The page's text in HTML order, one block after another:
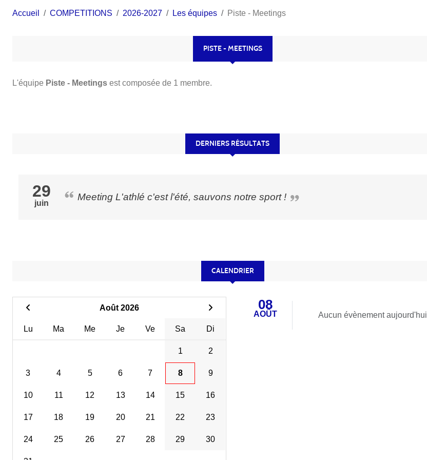
Accueil COMPETITIONS 2026-2027 Les équipes Piste - Meetings
PISTE - MEETINGS
L'équipe Piste - Meetings est composée de 1 membre.
DERNIERS RÉSULTATS
29
juin
Meeting L'athlé c'est l'été, sauvons notre sport !
CALENDRIER
Août 2026
Lu Ma Me Je Ve Sa Di
1 2
3 4 5 6 7 8 9
10 11 12 13 14 15 16
17 18 19 20 21 22 23
24 25 26 27 28 29 30
08
AOÛT Aucun évènement aujourd'hui